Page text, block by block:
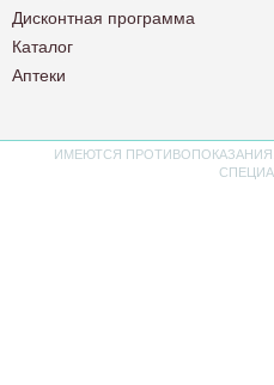
Дисконтная программа
Каталог
Аптеки
ИМЕЮТСЯ